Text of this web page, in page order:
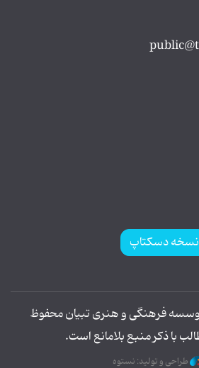
نسخه دسکتاپ
فرهنگی و هنری تبیان محفوظ
با ذکر منبع بلامانع است.
طراحی و تولید: نستوه